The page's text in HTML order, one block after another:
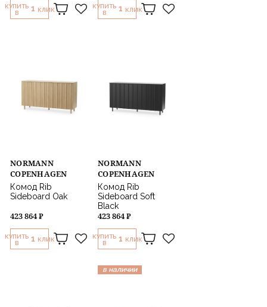
КУПИТЬ
В
1 КЛИК
КУПИТЬ
В
1 КЛИК
NORMANN
COPENHAGEN
Комод Rib
Sideboard Oak
423 864 ₽
КУПИТЬ
В
1 КЛИК
NORMANN
COPENHAGEN
Комод Rib
Sideboard Soft
Black
423 864 ₽
КУПИТЬ
В
1 КЛИК
в наличии